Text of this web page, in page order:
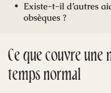
Existe-t-il d’autres
obsèques ?
Ce que couvre une
temps normal